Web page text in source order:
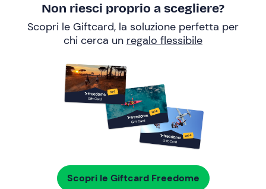
Non riesci proprio a scegliere?
Scopri le Giftcard, la soluzione perfetta per
chi cerca un regalo flessibile
Scopri le Giftcard Freedome